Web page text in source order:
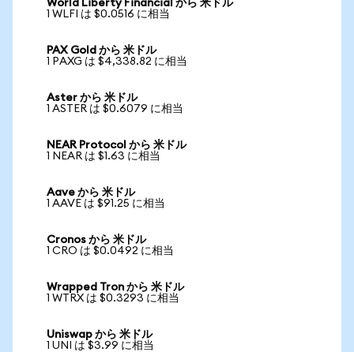
World Liberty Financial から 米ドル
1 WLFI は $0.0516 に相当
PAX Gold から 米ドル
1 PAXG は $4,338.82 に相当
Aster から 米ドル
1 ASTER は $0.6079 に相当
NEAR Protocol から 米ドル
1 NEAR は $1.63 に相当
Aave から 米ドル
1 AAVE は $91.25 に相当
Cronos から 米ドル
1 CRO は $0.0492 に相当
Wrapped Tron から 米ドル
1 WTRX は $0.3293 に相当
Uniswap から 米ドル
1 UNI は $3.99 に相当